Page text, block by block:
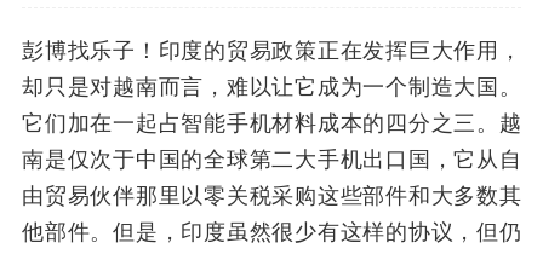
彭博找乐子！印度的贸易政策正在发挥巨大作用，
却只是对越南而言，难以让它成为一个制造大国。
它们加在一起占智能手机材料成本的四分之三。越
南是仅次于中国的全球第二大手机出口国，它从自
由贸易伙伴那里以零关税采购这些部件和大多数其
他部件。但是，印度虽然很少有这样的协议，但仍